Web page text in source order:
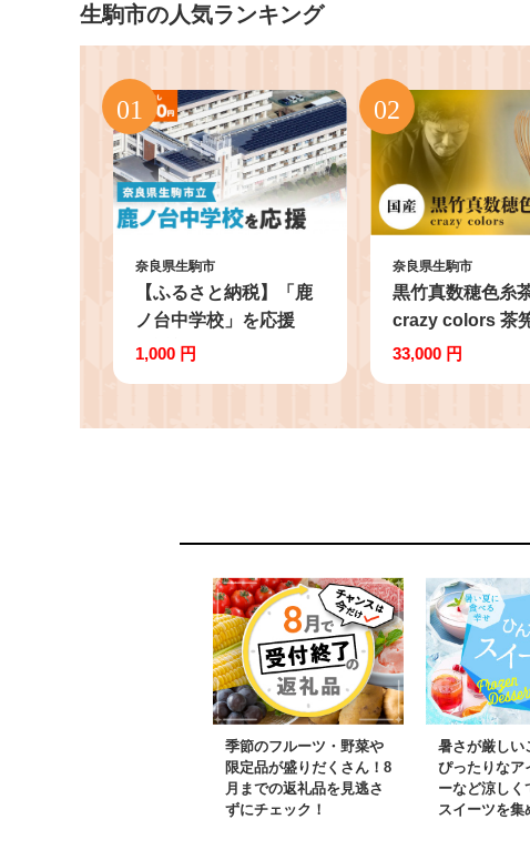
生駒市の人気ランキング
奈良県生駒市
【ふるさと納税】「鹿
ノ台中学校」を応援
（返礼品なし) 1000円
備品の購入 奈良県 生駒
1,000 円
奈良県生駒市
黒竹真数穂色糸
crazy colors 茶
茶筅 谷村丹後 黒
北堂 茶道 お茶
せ 送料無料
33,000 円
季節のフルーツ・野菜や
限定品が盛りだくさん！8
月までの返礼品を見逃さ
ずにチェック！
暑さが厳しい
ぴったりなア
ーなど涼しく
スイーツを集